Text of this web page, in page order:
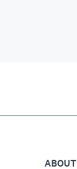
ABOUT